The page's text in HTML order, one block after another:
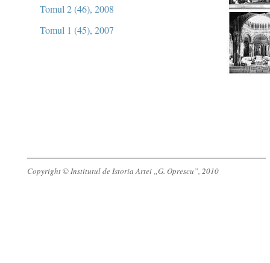
Tomul 2 (46), 2008
Tomul 1 (45), 2007
Copyright © Institutul de Istoria Artei „G. Oprescu”, 2010